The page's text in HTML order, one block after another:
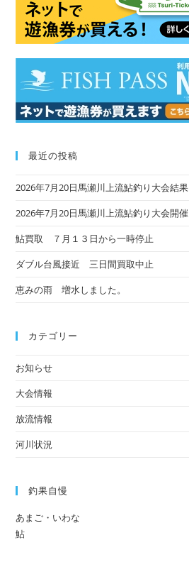
最近の投稿
2026年7月20日馬瀬川上流鮎釣り大会結果
2026年7月20日馬瀬川上流鮎釣り大会開催
鮎買取 ７月１３日から一時停止
ダブル台風接近 三日間買取中止
恵みの雨 増水しました。
カテゴリー
お知らせ
大会情報
放流情報
河川状況
釣果自慢
あまご・いわな
鮎